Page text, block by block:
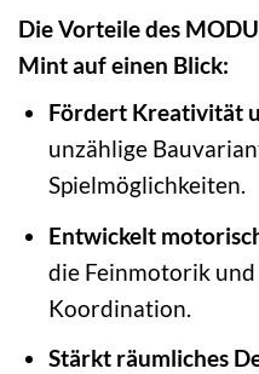
Die Vorteile des
Mint auf einen Blick:
Fördert Kreativität
unzählige
Spielmöglichkeiten.
Entwickelt
die Feinmotorik
Koordination.
Stärkt räumliches